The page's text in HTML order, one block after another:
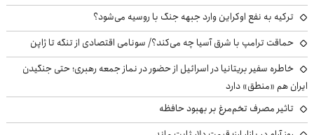
ترکیه به نفع اوکراین وارد جبهه جنگ با روسیه می‌شود؟
حماقت ترامپ با شرق آسیا چه می‌کند؟/ سونامی اقتصادی از تنگه تا ژاپن
خاطره سفیر بریتانیا در اسرائیل از حضور در نماز جمعه رهبری؛ حتی جنگیدن
ایران هم «منطق» دارد
تاثیر مصرف تخم‌مرغ بر بهبود حافظه